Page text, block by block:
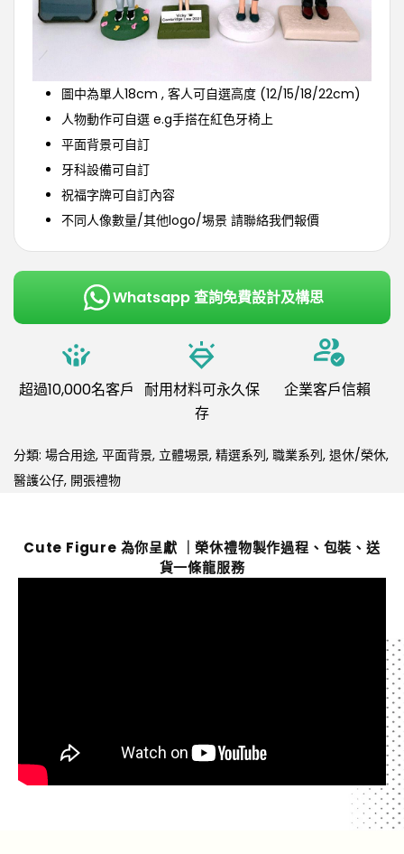
圖中為單人18cm , 客人可自選高度 (12/15/18/22cm)
人物動作可自選 e.g手搭在紅色牙椅上
平面背景可自訂
牙科設備可自訂
祝福字牌可自訂內容
不同人像數量/其他logo/埸景 請聯絡我們報價
Whatsapp 查詢免費設計及構思
超過10,000名客戶 耐用材料可永久保
存
企業客戶信賴
分類: 場合用途, 平面背景, 立體埸景, 精選系列, 職業系列, 退休/榮休,
醫護公仔, 開張禮物
Cute Figure 為你呈獻 ｜榮休禮物製作過程、包裝、送
貨一條龍服務